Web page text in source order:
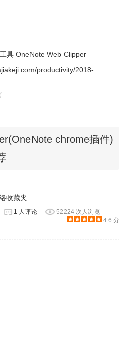
安装的方法参照：
离线安装新媒
插件，并拖入扩展程序页即
具 OneNote Web Clipper
productivity/2018-
chrome插件)
收藏夹
1 人评论
52224 次人浏览
4.6 分